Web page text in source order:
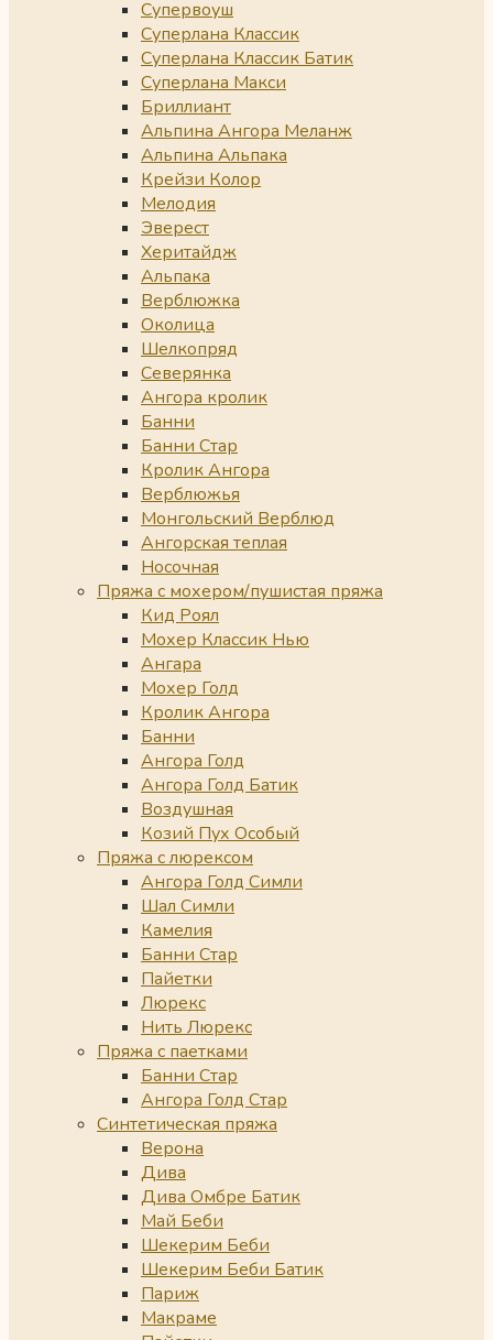
Супервоуш
Суперлана Классик
Суперлана Классик Батик
Суперлана Макси
Бриллиант
Альпина Ангора Меланж
Альпина Альпака
Крейзи Колор
Мелодия
Эверест
Херитайдж
Альпака
Верблюжка
Околица
Шелкопряд
Северянка
Ангора кролик
Банни
Банни Стар
Кролик Ангора
Верблюжья
Монгольский Верблюд
Ангорская теплая
Носочная
Пряжа с мохером/пушистая пряжа
Кид Роял
Мохер Классик Нью
Ангара
Мохер Голд
Кролик Ангора
Банни
Ангора Голд
Ангора Голд Батик
Воздушная
Козий Пух Особый
Пряжа с люрексом
Ангора Голд Симли
Шал Симли
Камелия
Банни Стар
Пайетки
Люрекс
Нить Люрекс
Пряжа с паетками
Банни Стар
Ангора Голд Стар
Синтетическая пряжа
Верона
Дива
Дива Омбре Батик
Май Беби
Шекерим Беби
Шекерим Беби Батик
Париж
Макраме